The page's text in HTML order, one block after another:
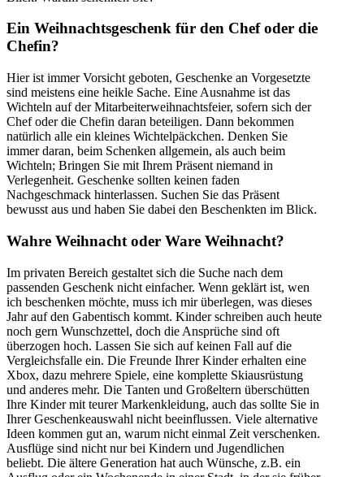
Ein Weihnachtsgeschenk für den Chef oder die
Chefin?
Hier ist immer Vorsicht geboten, Geschenke an Vorgesetzte
sind meistens eine heikle Sache. Eine Ausnahme ist das
Wichteln auf der Mitarbeiterweihnachtsfeier, sofern sich der
Chef oder die Chefin daran beteiligen. Dann bekommen
natürlich alle ein kleines Wichtelpäckchen. Denken Sie
immer daran, beim Schenken allgemein, als auch beim
Wichteln; Bringen Sie mit Ihrem Präsent niemand in
Verlegenheit. Geschenke sollten keinen faden
Nachgeschmack hinterlassen. Suchen Sie das Präsent
bewusst aus und haben Sie dabei den Beschenkten im Blick.
Wahre Weihnacht oder Ware Weihnacht?
Im privaten Bereich gestaltet sich die Suche nach dem
passenden Geschenk nicht einfacher. Wenn geklärt ist, wen
ich beschenken möchte, muss ich mir überlegen, was dieses
Jahr auf den Gabentisch kommt. Kinder schreiben auch heute
noch gern Wunschzettel, doch die Ansprüche sind oft
überzogen hoch. Lassen Sie sich auf keinen Fall auf die
Vergleichsfalle ein. Die Freunde Ihrer Kinder erhalten eine
Xbox, dazu mehrere Spiele, eine komplette Skiausrüstung
und anderes mehr. Die Tanten und Großeltern überschütten
Ihre Kinder mit teurer Markenkleidung, auch das sollte Sie in
Ihrer Geschenkeauswahl nicht beeinflussen. Viele alternative
Ideen kommen gut an, warum nicht einmal Zeit verschenken.
Ausflüge sind nicht nur bei Kindern und Jugendlichen
beliebt. Die ältere Generation hat auch Wünsche, z.B. ein